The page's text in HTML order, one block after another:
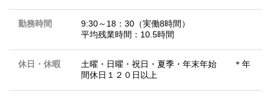
勤務時間
9:30～18：30（実働8時間）
平均残業時間：10.5時間
休日・休暇
土曜・日曜・祝日・夏季・年末年始 ＊年
間休日１２０日以上